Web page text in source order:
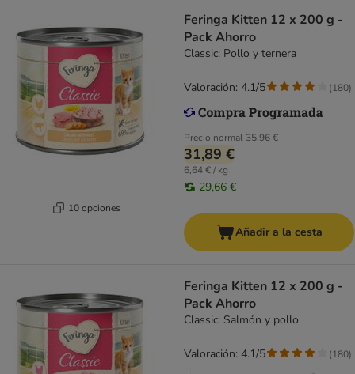
10 opciones
Feringa Kitten 12 x 200 g -
Pack Ahorro
Classic: Pollo y ternera
Precio normal 35,96 €
31,89 €
6,64 € / kg
29,66 €
Valoración: 4.1/5 (180)
Añadir a la cesta
Feringa Kitten 12 x 200 g -
Pack Ahorro
Classic: Salmón y pollo
Valoración: 4.1/5 (180)